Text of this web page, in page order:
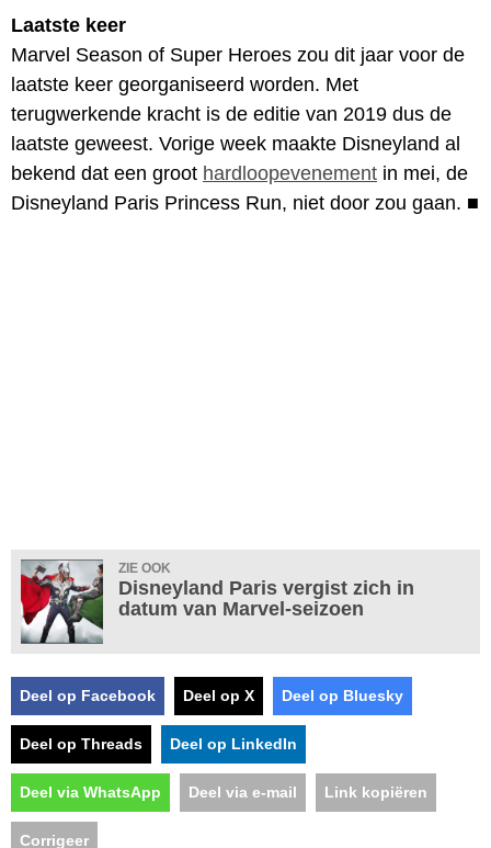
Laatste keer
Marvel Season of Super Heroes zou dit jaar voor de
laatste keer georganiseerd worden. Met
terugwerkende kracht is de editie van 2019 dus de
laatste geweest. Vorige week maakte Disneyland al
bekend dat een groot hardloopevenement in mei, de
Disneyland Paris Princess Run, niet door zou gaan. ■
ZIE OOK
Disneyland Paris vergist zich in
datum van Marvel-seizoen
Deel op Facebook Deel op X Deel op Bluesky
Deel op Threads Deel op LinkedIn
Deel via WhatsApp Deel via e-mail Link kopiëren
Corrigeer